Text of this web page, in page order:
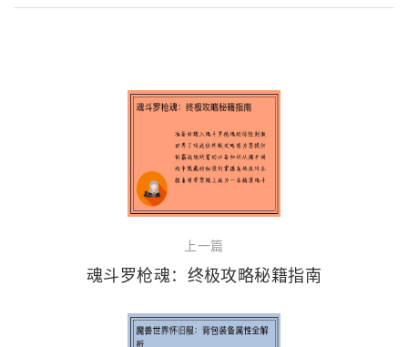
上一篇
魂斗罗枪魂：终极攻略秘籍指南